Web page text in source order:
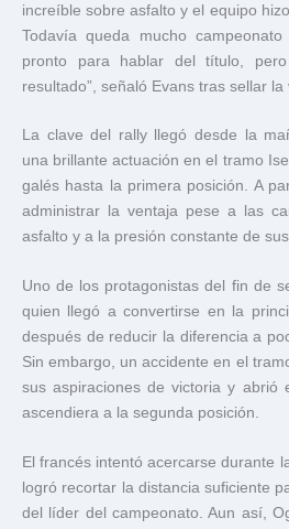
increíble sobre asfalto y el equipo
Todavía queda mucho
pronto para hablar del título,
resultado”, señaló Evans tras sellar la
La clave del rally llegó desde la
una brillante actuación en el tramo
galés hasta la primera posición. A
administrar la ventaja pese a las
asfalto y a la presión constante de
Uno de los protagonistas del fin de
quien llegó a convertirse en la
después de reducir la diferencia a
Sin embargo, un accidente en el
sus aspiraciones de victoria y abrió
ascendiera a la segunda posición.
El francés intentó acercarse durante
logró recortar la distancia suficiente
del líder del campeonato. Aun así,